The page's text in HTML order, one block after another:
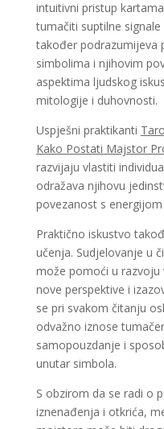
intuitivni pristup
tumačiti suptilne
također podrazumijeva
simbolima i njihovim
aspektima ljudskog
mitologije i duhovnosti.
Uspješni praktikanti
Kako Postati Majstor
razvijaju vlastiti
odražava njihovu
povezanost s
Praktično iskustvo
učenja. Sudjelovanje u
može pomoći u razvoju
nove perspektive i
se pri svakom čitanju
odvažno iznose
samopouzdanje i
unutar simbola.
S obzirom da se radi o
iznenađenja i otkrića,